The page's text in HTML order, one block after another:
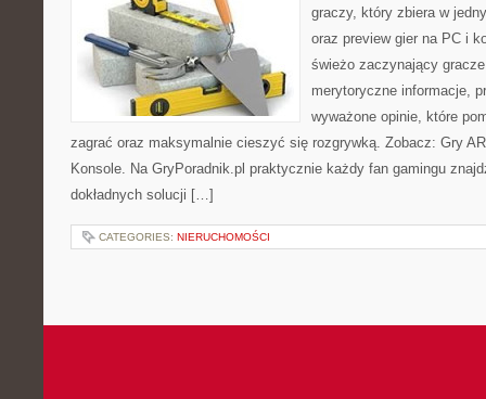
graczy, który zbiera w
oraz preview gier na PC i
świeżo zaczynający
merytoryczne informacje,
wyważone opinie, które
zagrać oraz maksymalnie cieszyć się rozgrywką. Zobacz: Gry
Konsole. Na GryPoradnik.pl praktycznie każdy fan gamingu
dokładnych solucji […]
CATEGORIES: NIERUCHOMOŚCI